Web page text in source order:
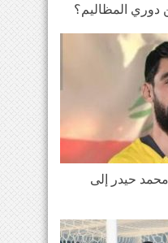
المظاليم؟
حيدر إلى